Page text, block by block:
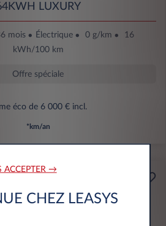
LUXURY
mois Électrique 0 g/km
16
kWh/100 km
Offre spéciale
éco de 6 000 € incl.
*km/an
159€
ACCEPTER →
CHEZ LEASYS